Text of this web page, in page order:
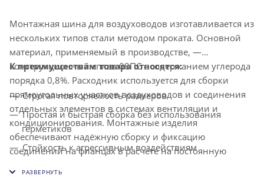
Монтажная шина для воздуховодов изготавливается из
нескольких типов стали методом проката. Основной
материал, применяемый в производстве, —
конструкционный сплав 08ПС с содержанием углерода
порядка 0,8%. Расходник используется для сборки
прямоугольных участков воздуховодов и соединения
отдельных элементов в системах вентиляции и
кондиционирования. Монтажные изделия
обеспечивают надёжную сборку и фиксацию
соединений на фланцах в расчёте на постоянную
К преимуществам товара относятся:
Строгая повторяемость размеров
Простая и быстрая сборка без использования
герметиков
Стойкость к агрессивным воздействиям